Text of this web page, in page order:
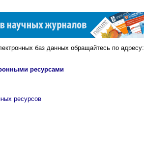
баз данных обращайтесь по адресу:
ресурсами
ресурсов